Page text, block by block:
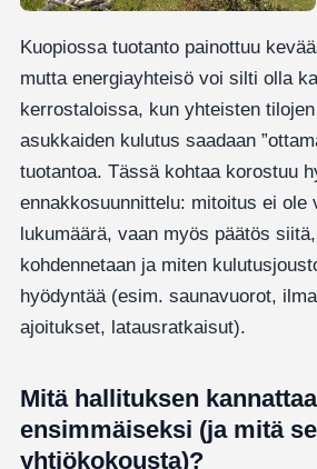
Kuopiossa tuotanto painottuu
mutta energiayhteisö voi silti olla
kerrostaloissa, kun yhteisten
asukkaiden kulutus saadaan
tuotantoa. Tässä kohtaa korostuu
ennakkosuunnittelu: mitoitus ei ole
lukumäärä, vaan myös päätös
kohdennetaan ja miten
hyödyntää (esim. saunavuorot,
ajoitukset, latausratkaisut).
Mitä hallituksen
ensimmäiseksi (ja mitä
yhtiökokousta)?